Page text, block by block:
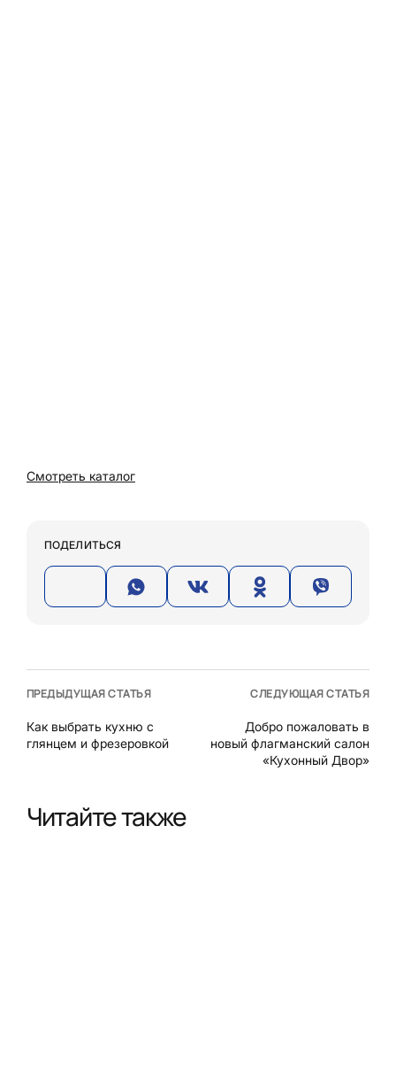
Смотреть каталог
ПОДЕЛИТЬСЯ
ПРЕДЫДУЩАЯ СТАТЬЯ
Как выбрать кухню с
глянцем и фрезеровкой
СЛЕДУЮЩАЯ СТАТЬЯ
Добро пожаловать в
новый флагманский салон
«Кухонный Двор»
Читайте также